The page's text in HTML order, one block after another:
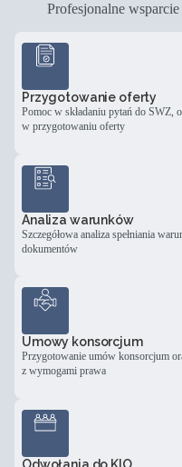
Profesjonalne
Przygotowanie oferty
Pomoc w składaniu pytań do SWZ,
w przygotowaniu oferty
Analiza warunków
Szczegółowa analiza spełniania
dokumentów
Umowy konsorcjum
Przygotowanie umów konsorcjum
z wymogami prawa
Odwołania do KIO